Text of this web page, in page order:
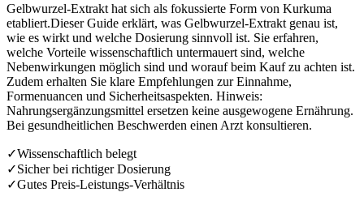
Gelbwurzel-Extrakt hat sich als fokussierte Form von Kurkuma
etabliert.Dieser Guide erklärt, was Gelbwurzel-Extrakt genau ist,
wie es wirkt und welche Dosierung sinnvoll ist. Sie erfahren,
welche Vorteile wissenschaftlich untermauert sind, welche
Nebenwirkungen möglich sind und worauf beim Kauf zu achten ist.
Zudem erhalten Sie klare Empfehlungen zur Einnahme,
Formenuancen und Sicherheitsaspekten. Hinweis:
Nahrungsergänzungsmittel ersetzen keine ausgewogene Ernährung.
Bei gesundheitlichen Beschwerden einen Arzt konsultieren.
✓Wissenschaftlich belegt
✓Sicher bei richtiger Dosierung
✓Gutes Preis-Leistungs-Verhältnis